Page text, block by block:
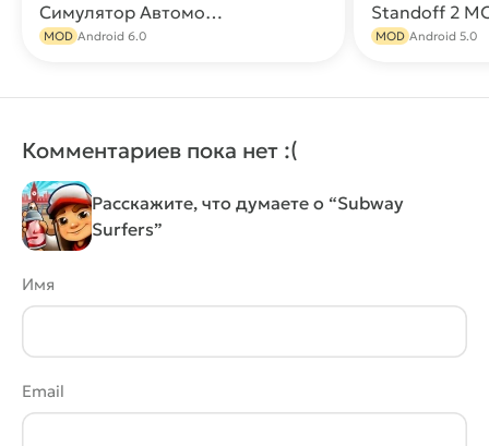
Симулятор Автомобиля 2 МОД [Много денег, Открыты все машины]
MOD Android 6.0 MOD Android 5.0
Комментариев пока нет :(
Расскажите, что думаете о “Subway
Surfers”
Имя
Email